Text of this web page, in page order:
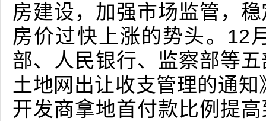
房建设，加强市场监管，
房价过快上涨的势头。12
部、人民银行、监察部等
土地网出让收支管理的通
开发商拿地首付款比例提